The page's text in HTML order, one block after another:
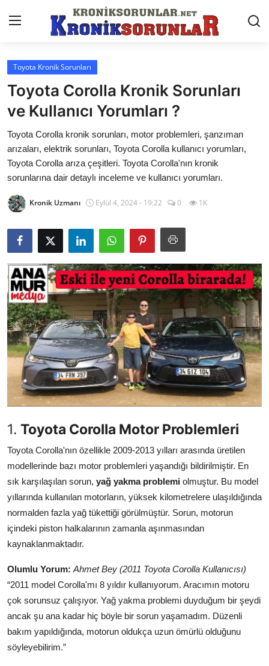
Anasayfa
Markalar
İletişim
Trafik & Cezalar
Sigorta & Kasko
Vergi & ÖTV & MTV
Muayene & Ruhsat
Sorgulamalar
İkinci El & Alım-Satım
Bakım & Arıza Çözümleri
Elektrikli & Hibrit
Kiralama & Filo
Sürüş & Güvenlik
Yağlar & Sıvılar
LPG & Yakıt
Elektrik & Akü
Klima & Konfor
Aydınlatma & Görüş
Şanzıman & Aktarma
Dizel Sistemler
Multimedya & Elektronik
Toyota Kronik Sorunları
Toyota Corolla Kronik Sorunları
ve Kullanıcı Yorumları ?
Toyota Corolla kronik sorunları, motor problemleri, şanzıman
arızaları, elektrik sorunları, Toyota Corolla kullanıcı yorumları,
Toyota Corolla arıza çeşitleri. Toyota Corolla'nın kronik
sorunlarına dair detaylı inceleme ve kullanıcı yorumları.
Kronik Uzmanı Eylül 4, 2024 - 19:22 0 1K
1. Toyota Corolla Motor Problemleri
Toyota Corolla'nın özellikle 2009-2013 yılları arasında üretilen
modellerinde bazı motor problemleri yaşandığı bildirilmiştir. En
sık karşılaşılan sorun, yağ yakma problemi olmuştur. Bu model
yıllarında kullanılan motorların, yüksek kilometrelere ulaşıldığında
normalden fazla yağ tükettiği görülmüştür. Sorun, motorun
içindeki piston halkalarının zamanla aşınmasından
kaynaklanmaktadır.
Olumlu Yorum: Ahmet Bey (2011 Toyota Corolla Kullanıcısı)
“2011 model Corolla'mı 8 yıldır kullanıyorum. Aracımın motoru
çok sorunsuz çalışıyor. Yağ yakma problemi duyduğum bir şeydi
ancak şu ana kadar hiç böyle bir sorun yaşamadım. Düzenli
bakım yapıldığında, motorun oldukça uzun ömürlü olduğunu
söyleyebilirim.”